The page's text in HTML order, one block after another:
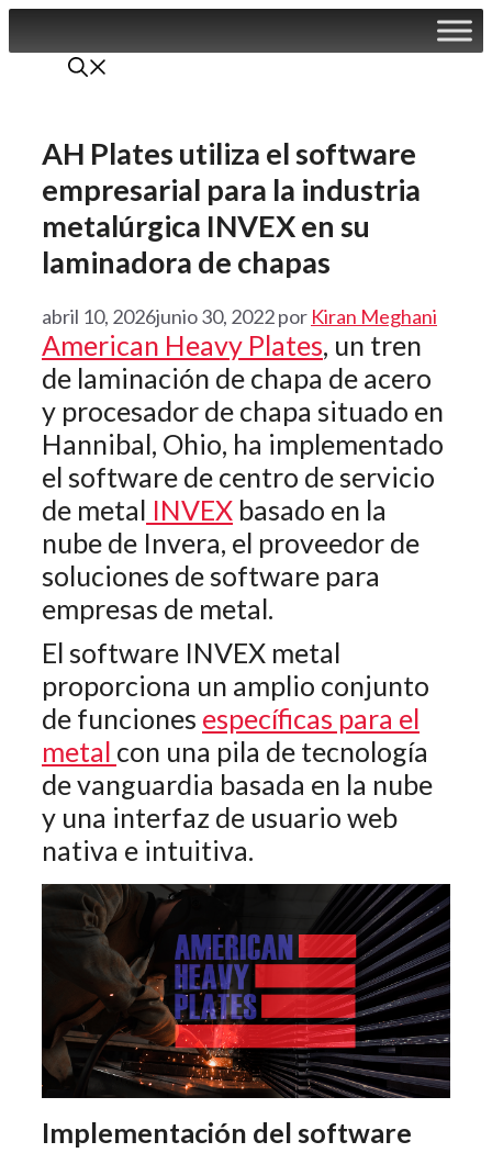
contenido
AH Plates utiliza el software
empresarial para la industria
metalúrgica INVEX en su
laminadora de chapas
abril 10, 2026junio 30, 2022por Kiran Meghani
American Heavy Plates, un tren
de laminación de chapa de acero
y procesador de chapa situado en
Hannibal, Ohio, ha implementado
el software de centro de servicio
de metal INVEX basado en la
nube de Invera, el proveedor de
soluciones de software para
empresas de metal.
El software INVEX metal
proporciona un amplio conjunto
de funciones específicas para el
metal con una pila de tecnología
de vanguardia basada en la nube
y una interfaz de usuario web
nativa e intuitiva.
Implementación del software